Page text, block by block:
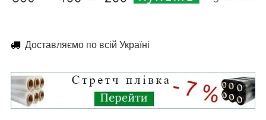
Доставляємо по всій Україні